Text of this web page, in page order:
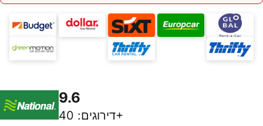
9.6
דירוגים: 40+